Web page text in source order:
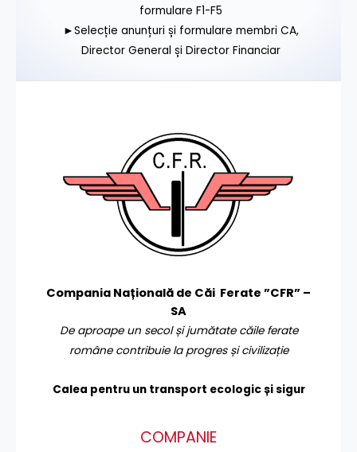
formulare F1-F5
►Selecție anunțuri și formulare membri CA,
Director General și Director Financiar
Compania Națională de Căi Ferate ”CFR” –
SA
De aproape un secol și jumătate căile ferate
române contribuie la progres și civilizație
Calea pentru un transport ecologic și sigur
COMPANIE